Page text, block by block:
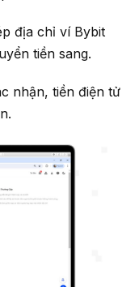
địa chỉ ví Bybit
tiền sang.
nhận, tiền điện tử